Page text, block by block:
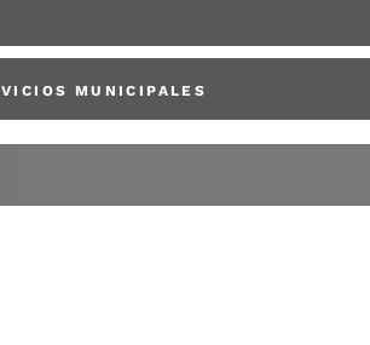
MUNICIPALES